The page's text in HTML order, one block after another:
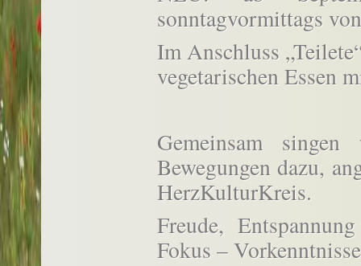
sonntagvormittags
Im Anschluss
vegetarischen Essen
Gemeinsam
Bewegungen dazu,
HerzKulturKreis.
Freude,
Fokus –